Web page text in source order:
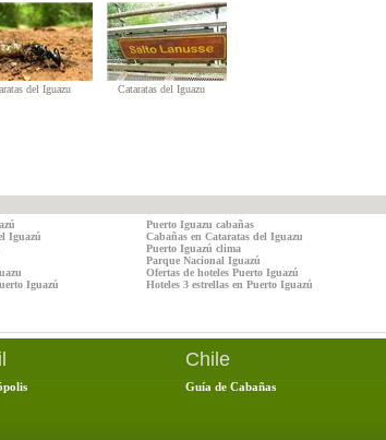
del Iguazu Cataratas del Iguazu
Puerto Iguazu cabañas
Iguazú
Cabañas en Cataratas del Iguazu
Puerto Iguazú clima
Parque Nacional Iguazú
Ofertas de hoteles Puerto Iguazú
Iguazú
Hoteles 3 estrellas en Puerto Iguazú
Chile
Guía de Cabañas